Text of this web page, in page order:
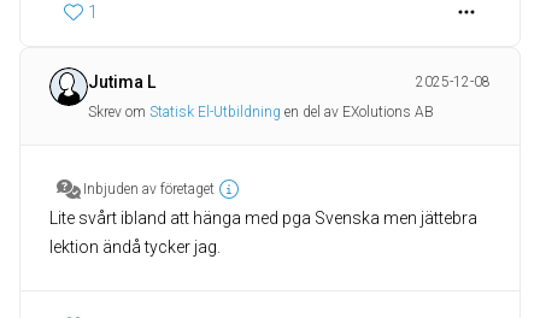
1
Jutima L
2025-12-08
Skrev om Statisk El-Utbildning en del av EXolutions AB
Inbjuden av företaget
Lite svårt ibland att hänga med pga Svenska men jättebra
lektion ändå tycker jag.